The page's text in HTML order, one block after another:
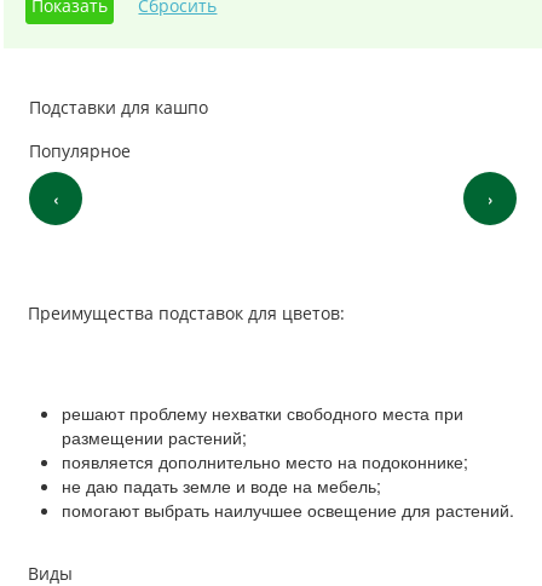
Подставки для кашпо
Популярное
‹ ›
Преимущества подставок для цветов:
решают проблему нехватки свободного места при
размещении растений;
появляется дополнительно место на подоконнике;
не даю падать земле и воде на мебель;
помогают выбрать наилучшее освещение для растений.
Виды